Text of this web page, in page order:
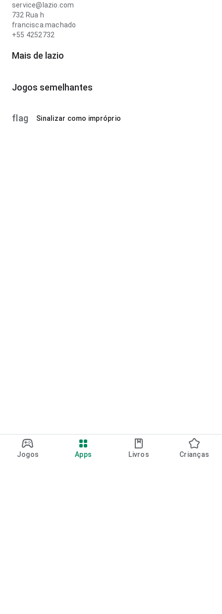
Jogos Apps Livros Crianças
service@lazio.com
732 Rua h
francisca.machado
+55 4252732
Mais de lazio
Jogos semelhantes
flag Sinalizar como impróprio